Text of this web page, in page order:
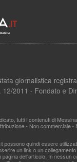
giornalistica
2011 - Fondato e
tutti i contenuti di
- Non commerciale -
possono quindi essere
un link o un
dell'articolo. In nessun